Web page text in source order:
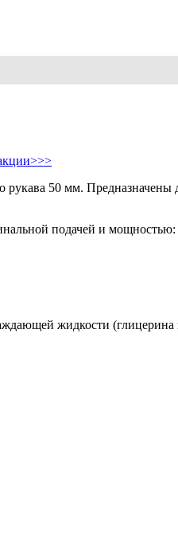
50 мм.
подачей и мощностью:
жидкости